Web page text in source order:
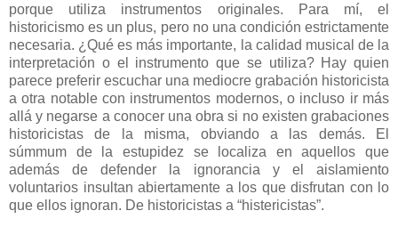
porque utiliza instrumentos originales. Para mí, el
historicismo es un plus, pero no una condición estrictamente
necesaria. ¿Qué es más importante, la calidad musical de la
interpretación o el instrumento que se utiliza? Hay quien
parece preferir escuchar una mediocre grabación historicista
a otra notable con instrumentos modernos, o incluso ir más
allá y negarse a conocer una obra si no existen grabaciones
historicistas de la misma, obviando a las demás. El
súmmum de la estupidez se localiza en aquellos que
además de defender la ignorancia y el aislamiento
voluntarios insultan abiertamente a los que disfrutan con lo
que ellos ignoran. De historicistas a “histericistas”.